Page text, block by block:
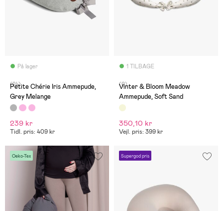
På lager
(24)
Petite Chérie Iris Ammepude,
Grey Melange
239 kr
Tidl. pris: 409 kr
1 TILBAGE
(0)
Vinter & Bloom Meadow
Ammepude, Soft Sand
350,10 kr
Vejl. pris: 399 kr
Oeko-Tex Supergod pris